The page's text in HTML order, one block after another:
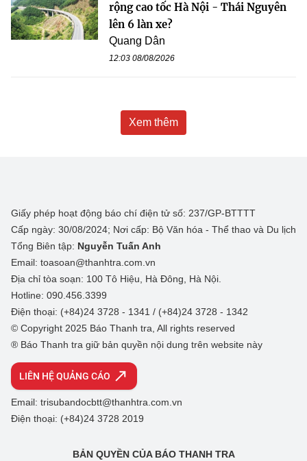
rộng cao tốc Hà Nội - Thái Nguyên
lên 6 làn xe?
Quang Dân
12:03 08/08/2026
Xem thêm
Giấy phép hoạt động báo chí điện tử số: 237/GP-BTTTT
Cấp ngày: 30/08/2024; Nơi cấp: Bộ Văn hóa - Thể thao và Du lịch
Tổng Biên tập: Nguyễn Tuấn Anh
Email: toasoan@thanhtra.com.vn
Địa chỉ tòa soạn: 100 Tô Hiệu, Hà Đông, Hà Nội.
Hotline: 090.456.3399
Điện thoại: (+84)24 3728 - 1341 / (+84)24 3728 - 1342
© Copyright 2025 Báo Thanh tra, All rights reserved
® Báo Thanh tra giữ bản quyền nội dung trên website này
LIÊN HỆ QUẢNG CÁO
Email: trisubandocbtt@thanhtra.com.vn
Điện thoại: (+84)24 3728 2019
BẢN QUYỀN CỦA BÁO THANH TRA